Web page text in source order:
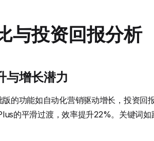
与投资回报分析
与增长潜力
的功能如自动化营销驱动增长，投资回
的平滑过渡，效率提升22%。关键词如